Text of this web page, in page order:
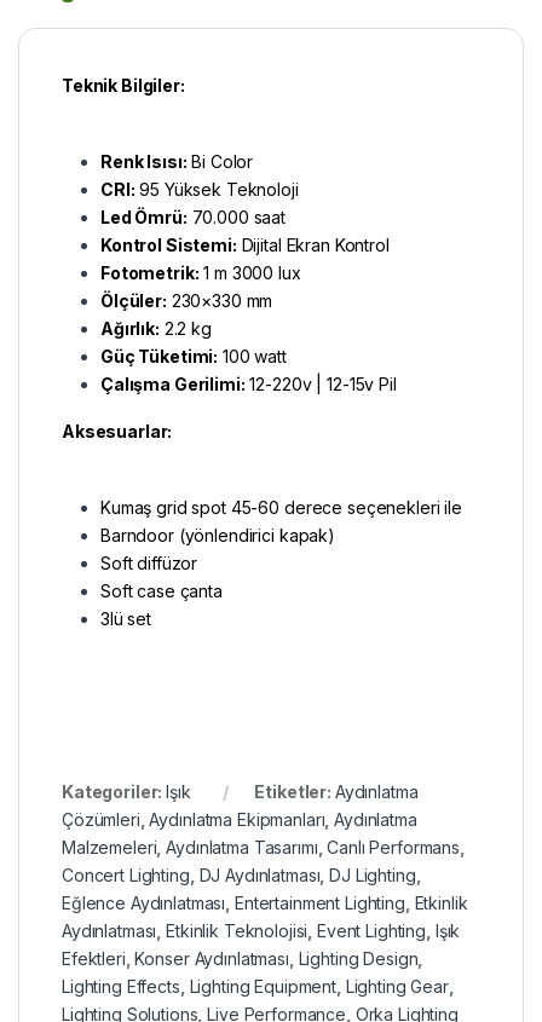
Teknik Bilgiler:
Renk Isısı: Bi Color
CRI: 95 Yüksek Teknoloji
Led Ömrü: 70.000 saat
Kontrol Sistemi: Dijital Ekran Kontrol
Fotometrik: 1 m 3000 lux
Ölçüler: 230×330 mm
Ağırlık: 2.2 kg
Güç Tüketimi: 100 watt
Çalışma Gerilimi: 12-220v | 12-15v Pil
Aksesuarlar:
Kumaş grid spot 45-60 derece seçenekleri ile
Barndoor (yönlendirici kapak)
Soft diffüzor
Soft case çanta
3lü set
Kategoriler:Işık Etiketler: Aydınlatma
Çözümleri ,Aydınlatma Ekipmanları ,Aydınlatma
Malzemeleri ,Aydınlatma Tasarımı ,Canlı Performans
Concert Lighting DJ Aydınlatması ,DJ Lighting
Eğlence Aydınlatması Entertainment Lighting Etkinlik
Aydınlatması ,Etkinlik Teknolojisi Event Lighting Işık
Efektleri ,Konser Aydınlatması Lighting Design
Lighting Effects Lighting Equipment, Lighting Gear,
Lighting Solutions ,Live Performance Orka Lighting